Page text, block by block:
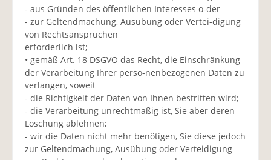
- aus Gründen des öffentlichen Interesses o-der
- zur Geltendmachung, Ausübung oder Vertei-digung
von Rechtsansprüchen
erforderlich ist;
• gemäß Art. 18 DSGVO das Recht, die Einschränkung
der Verarbeitung Ihrer perso-nenbezogenen Daten zu
verlangen, soweit
- die Richtigkeit der Daten von Ihnen bestritten wird;
- die Verarbeitung unrechtmäßig ist, Sie aber deren
Löschung ablehnen;
- wir die Daten nicht mehr benötigen, Sie diese jedoch
zur Geltendmachung, Ausübung oder Verteidigung